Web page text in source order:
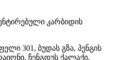
კარბიდის
301, ბუდას გზა, პენგის
ჩენგდუს ქალაქი.